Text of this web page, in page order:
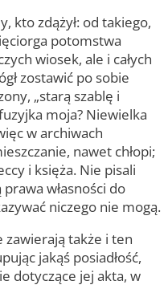
kto zdążył: od takiego,
potomstwa
wiosek, ale i całych
zostawić po sobie
„starą szablę i
moja? Niewielka
w archiwach
nawet chłopi;
i księża. Nie pisali
własności do
niczego nie mogą.
także i ten
jakąś posiadłość,
dotyczące jej akta, w